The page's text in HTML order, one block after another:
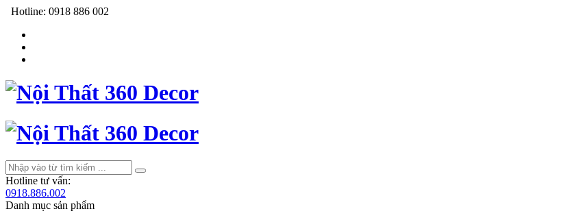
Hotline: 0918 886 002
Hotline tư vấn:
0918.886.002
Danh mục sản phẩm